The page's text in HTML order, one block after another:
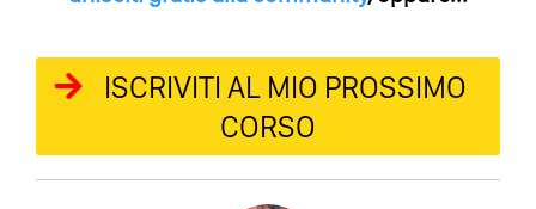
ISCRIVITI AL MIO PROSSIMO
CORSO